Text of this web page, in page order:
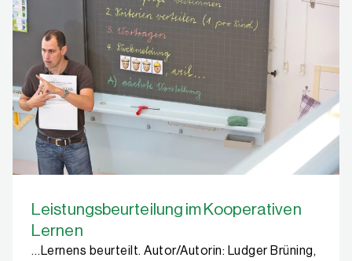
Leistungsbeurteilung im Kooperativen
Lernen
…Lernens beurteilt. Autor/Autorin: Ludger Brüning,